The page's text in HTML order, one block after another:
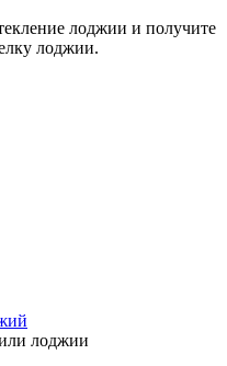
лоджии и получите
лоджии.
лоджии